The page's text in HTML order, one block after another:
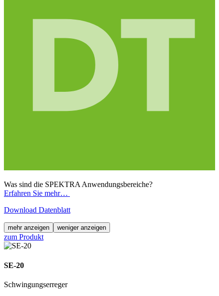
Was sind die SPEKTRA Anwendungsbereiche?
Erfahren Sie mehr…
Download Datenblatt
mehr anzeigen weniger anzeigen
zum Produkt
SE-20
Schwingungserreger